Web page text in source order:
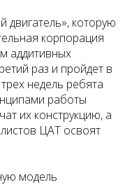
двигатель», которую
корпорация
аддитивных
раз и пройдет в
недель ребята
работы
их конструкцию, а
ЦАТ освоят
модель